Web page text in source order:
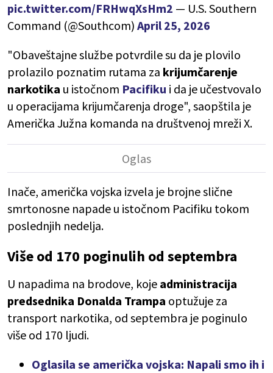
pic.twitter.com/FRHwqXsHm2 — U.S. Southern
Command (@Southcom) April 25, 2026
"Obaveštajne službe potvrdile su da je plovilo
prolazilo poznatim rutama za krijumčarenje
narkotika u istočnom Pacifiku i da je učestvovalo
u operacijama krijumčarenja droge", saopštila je
Američka Južna komanda na društvenoj mreži X.
Inače, američka vojska izvela je brojne slične
smrtonosne napade u istočnom Pacifiku tokom
poslednjih nedelja.
Više od 170 poginulih od septembra
U napadima na brodove, koje administracija
predsednika Donalda Trampa optužuje za
transport narkotika, od septembra je poginulo
više od 170 ljudi.
Oglasila se američka vojska: Napali smo ih i